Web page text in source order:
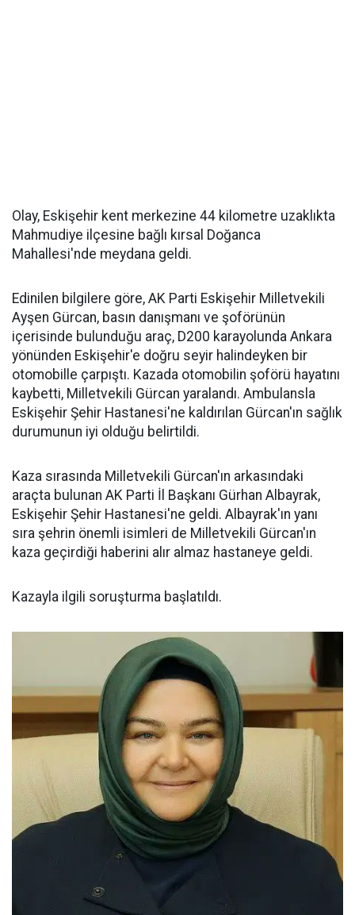
Olay, Eskişehir kent merkezine 44 kilometre uzaklıkta
Mahmudiye ilçesine bağlı kırsal Doğanca
Mahallesi'nde meydana geldi.
Edinilen bilgilere göre, AK Parti Eskişehir Milletvekili
Ayşen Gürcan, basın danışmanı ve şoförünün
içerisinde bulunduğu araç, D200 karayolunda Ankara
yönünden Eskişehir'e doğru seyir halindeyken bir
otomobille çarpıştı. Kazada otomobilin şoförü hayatını
kaybetti, Milletvekili Gürcan yaralandı. Ambulansla
Eskişehir Şehir Hastanesi'ne kaldırılan Gürcan'ın sağlık
durumunun iyi olduğu belirtildi.
Kaza sırasında Milletvekili Gürcan'ın arkasındaki
araçta bulunan AK Parti İl Başkanı Gürhan Albayrak,
Eskişehir Şehir Hastanesi'ne geldi. Albayrak'ın yanı
sıra şehrin önemli isimleri de Milletvekili Gürcan'ın
kaza geçirdiği haberini alır almaz hastaneye geldi.
Kazayla ilgili soruşturma başlatıldı.